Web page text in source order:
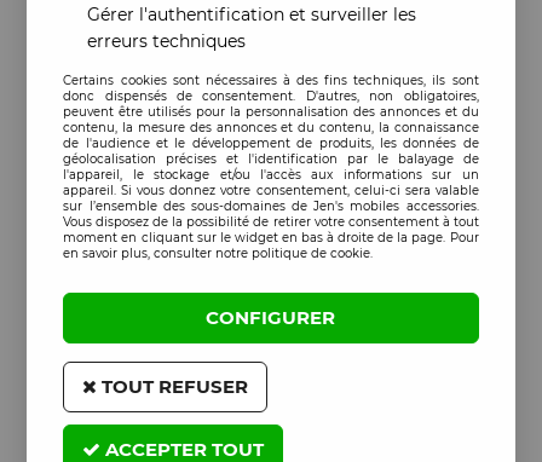
Gérer l'authentification et surveiller les
erreurs techniques
Certains cookies sont nécessaires à des fins techniques, ils sont
donc dispensés de consentement. D'autres, non obligatoires,
peuvent être utilisés pour la personnalisation des annonces et du
contenu, la mesure des annonces et du contenu, la connaissance
de l'audience et le développement de produits, les données de
géolocalisation précises et l'identification par le balayage de
l'appareil, le stockage et/ou l'accès aux informations sur un
appareil. Si vous donnez votre consentement, celui-ci sera valable
sur l’ensemble des sous-domaines de Jen's mobiles accessories.
Vous disposez de la possibilité de retirer votre consentement à tout
moment en cliquant sur le widget en bas à droite de la page. Pour
en savoir plus, consulter notre politique de cookie.
CONFIGURER
TOUT REFUSER
ACCEPTER TOUT